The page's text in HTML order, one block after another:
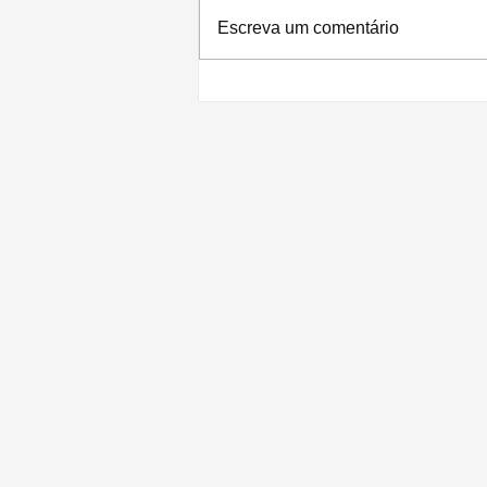
Escreva um comentário